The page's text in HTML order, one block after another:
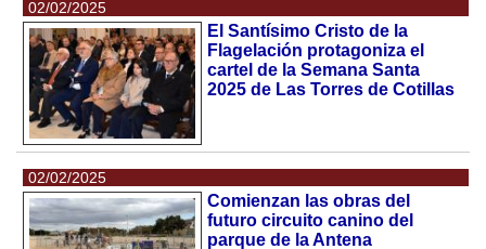
02/02/2025
El Santísimo Cristo de la
Flagelación protagoniza el
cartel de la Semana Santa
2025 de Las Torres de Cotillas
02/02/2025
Comienzan las obras del
futuro circuito canino del
parque de la Antena